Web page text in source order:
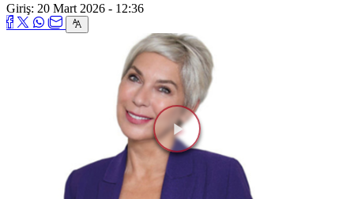
Giriş: 20 Mart 2026 - 12:36
Videoyu
Oynat